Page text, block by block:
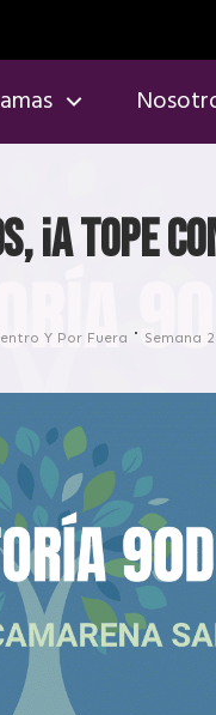
¡a tope
Y Por Fuera
Semana 2